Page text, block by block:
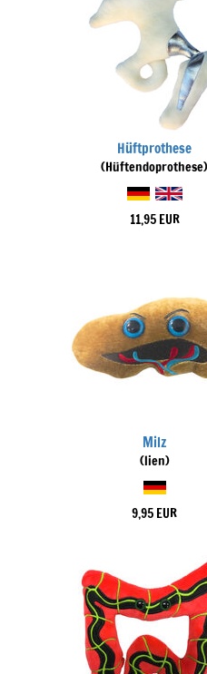
Hüftprothese
(Hüftendoprothese)
11,95 EUR
Milz
(lien)
9,95 EUR